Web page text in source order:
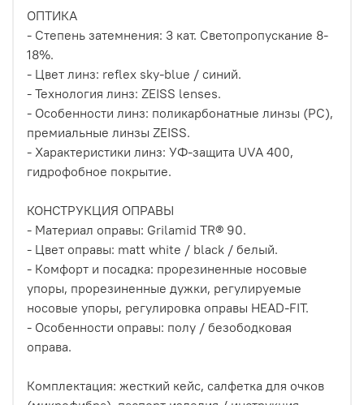
ОПТИКА
- Степень затемнения: 3 кат. Cветопропускание 8-
18%.
- Цвет линз: reflex sky-blue / синий.
- Технология линз: ZEISS lenses.
- Особенности линз: поликарбонатные линзы (PC),
премиальные линзы ZEISS.
- Характеристики линз: УФ-защита UVA 400,
гидрофобное покрытие.
КОНСТРУКЦИЯ ОПРАВЫ
- Материал оправы: Grilamid TR® 90.
- Цвет оправы: matt white / black / белый.
- Комфорт и посадка: прорезиненные носовые
упоры, прорезиненные дужки, регулируемые
носовые упоры, регулировка оправы HEAD-FIT.
- Особенности оправы: полу / безободковая
оправа.
Комплектация: жесткий кейс, салфетка для очков